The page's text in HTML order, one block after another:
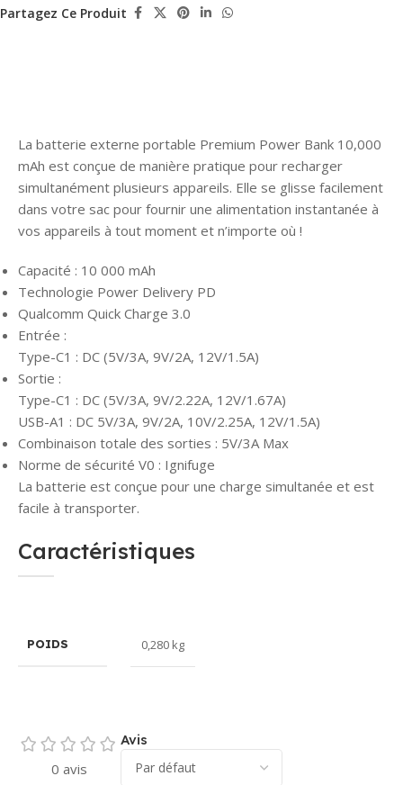
Partagez Ce Produit
La batterie externe portable Premium Power Bank 10,000
mAh est conçue de manière pratique pour recharger
simultanément plusieurs appareils. Elle se glisse facilement
dans votre sac pour fournir une alimentation instantanée à
vos appareils à tout moment et n’importe où !
Capacité : 10 000 mAh
Technologie Power Delivery PD
Qualcomm Quick Charge 3.0
Entrée :
Type-C1 : DC (5V/3A, 9V/2A, 12V/1.5A)
Sortie :
Type-C1 : DC (5V/3A, 9V/2.22A, 12V/1.67A)
USB-A1 : DC 5V/3A, 9V/2A, 10V/2.25A, 12V/1.5A)
Combinaison totale des sorties : 5V/3A Max
Norme de sécurité V0 : Ignifuge
La batterie est conçue pour une charge simultanée et est
facile à transporter.
Caractéristiques
POIDS 0,280 kg
0 avis
Avis